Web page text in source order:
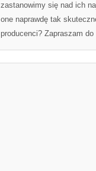
zastanowimy się nad ich
one naprawdę tak
producenci? Zapraszam